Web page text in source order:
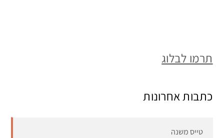
תרמו לבלוג
כתבות אחרונות
טייס משנה